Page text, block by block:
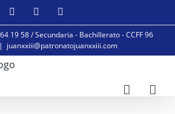
FacebookInstagram
19 58 / Secundaria - Bachillerato - CCFF 96
| juanxxiii@patronatojuanxxiii.com